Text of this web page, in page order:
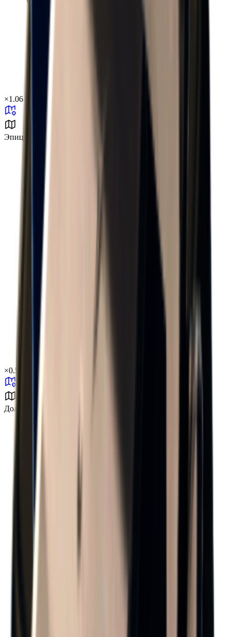
×1.06
Эпицентр
×0.57
Долина разлома